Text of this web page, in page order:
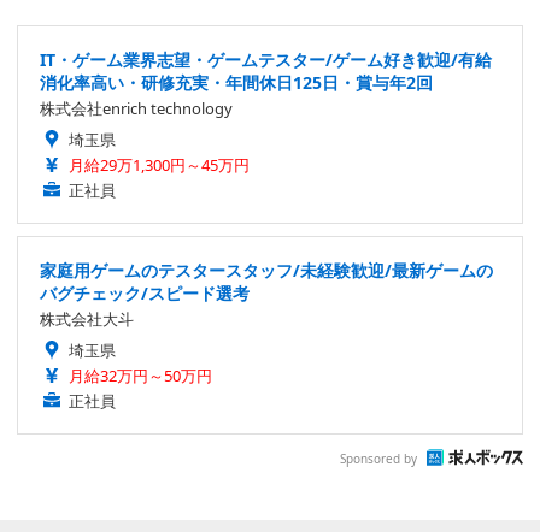
IT・ゲーム業界志望・ゲームテスター/ゲーム好き歓迎/有給
消化率高い・研修充実・年間休日125日・賞与年2回
株式会社enrich technology
埼玉県
月給29万1,300円～45万円
正社員
家庭用ゲームのテスタースタッフ/未経験歓迎/最新ゲームの
バグチェック/スピード選考
株式会社大斗
埼玉県
月給32万円～50万円
正社員
Sponsored by